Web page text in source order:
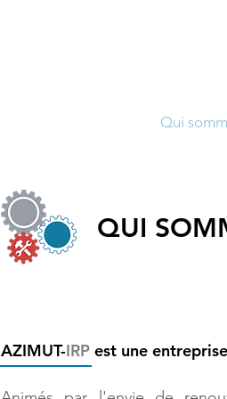
Qui
QUI
AZIMUT-IRP est une